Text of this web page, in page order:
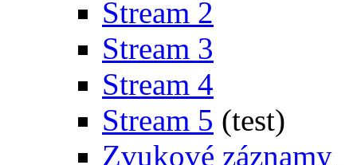
Stream 2
Stream 3
Stream 4
Stream 5 (test)
Zvukové záznamy